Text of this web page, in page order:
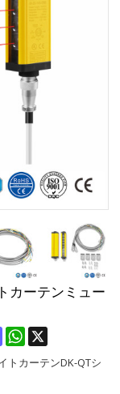
カーテンミュー
MastodonWhatsApp
トカーテンDK-QTシ